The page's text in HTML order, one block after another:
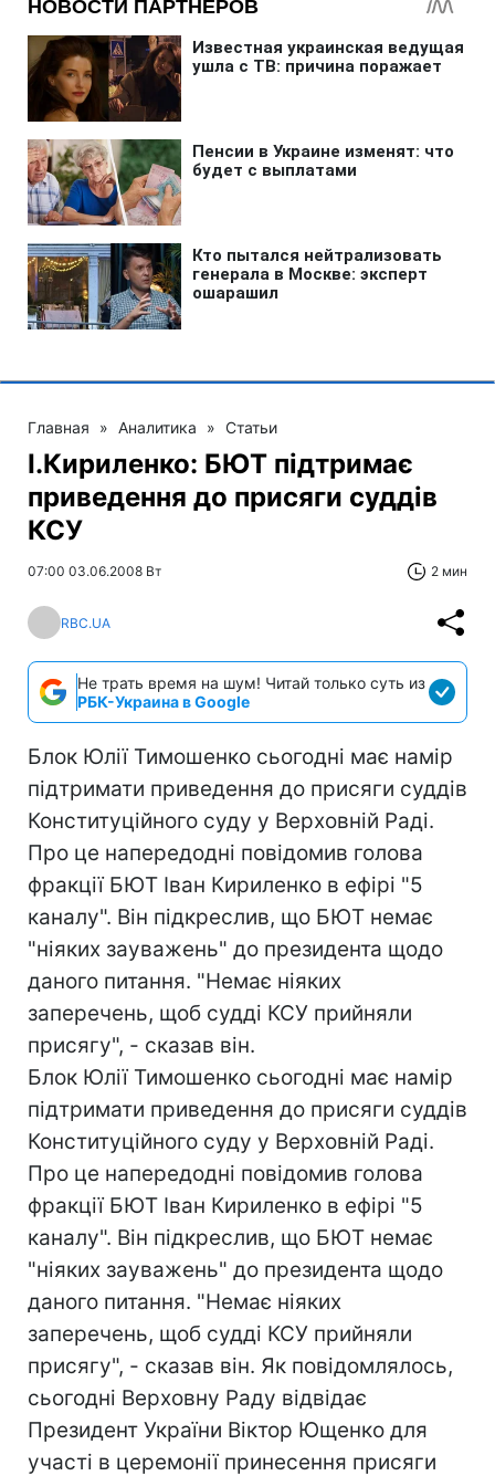
Главная » Аналитика » Статьи
І.Кириленко: БЮТ підтримає
приведення до присяги суддів
КСУ
07:00 03.06.2008 Вт 2 мин
RBC.UA
Не трать время на шум! Читай только суть из
РБК-Украина в Google
Блок Юлії Тимошенко сьогодні має намір
підтримати приведення до присяги суддів
Конституційного суду у Верховній Раді.
Про це напередодні повідомив голова
фракції БЮТ Іван Кириленко в ефірі "5
каналу". Він підкреслив, що БЮТ немає
"ніяких зауважень" до президента щодо
даного питання. "Немає ніяких
заперечень, щоб судді КСУ прийняли
присягу", - сказав він.
Блок Юлії Тимошенко сьогодні має намір
підтримати приведення до присяги суддів
Конституційного суду у Верховній Раді.
Про це напередодні повідомив голова
фракції БЮТ Іван Кириленко в ефірі "5
каналу". Він підкреслив, що БЮТ немає
"ніяких зауважень" до президента щодо
даного питання. "Немає ніяких
заперечень, щоб судді КСУ прийняли
присягу", - сказав він. Як повідомлялось,
сьогодні Верховну Раду відвідає
Президент України Віктор Ющенко для
участі в церемонії принесення присяги